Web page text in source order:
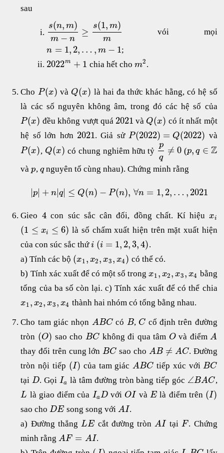
sau
s(n, m)
m − n
≥
s(1, m)
m
vói mọi
n = 1, 2, … , m − 1;
2022m + 1 chia hết cho m2 .
Cho P(x) và Q(x) là hai đa thức khác hằng, có hệ số
là các số nguyên không âm, trong đó các hệ số của
P(x) đều không vượt quá 2021 và Q(x) có ít nhất một
hệ số lớn hơn 2021. Giả sử P(2022) = Q(2022) và
P(x), Q(x) có chung nghiêm hữu tỷ
p
q
≠ 0 (p, q ∈ Z
vàp, qnguyên tố cùng nhau). Chứng minh rằng
|p| + n|q| ≤ Q(n) − P(n), ∀n = 1, 2, … , 2021
Gieo 4 con súc sắc cân đối, đồng chất. Kí hiệuxi
(1 ≤ xi ≤ 6) là số chấm xuất hiện trên mặt xuất hiện
của con súc sắc thứi (i = 1, 2,3, 4).
a) Tính các bộ (x1, x2, x3, x4) có thể có.
b) Tính xác xuất để có một số trongx1 , x2, x3 , x4 bằng
tổng của ba số còn lại. c) Tính xác xuất để có thể chia
x1, x2, x3, x4 thành hai nhóm có tổng bằng nhau.
Cho tam giác nhọn ABC có B, C cố định trên đường
tròn (O) sao cho BC không đi qua tâm Ovà điểmA
thay đổi trên cung lớnBC sao cho AB ≠ AC. Đường
tròn nội tiếp (I) của tam giác ABC tiếp xúc vớiBC
tạiD. GọiIa là tâm đường tròn bàng tiếp góc ∠BAC,
L là giao điểm của IaDvới OIvàE là điểm trên (I)
sao choDE song song với AI.
a) Đường thẳngLE cắt đường trònAItạiF. Chứng
minh rằngAF = AI.